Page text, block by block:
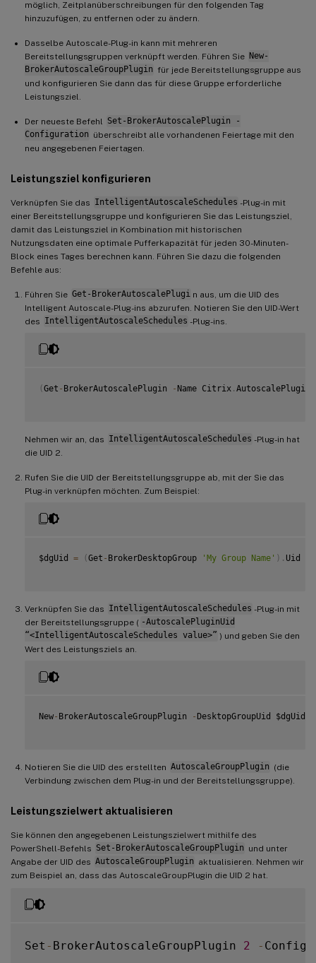
möglich, Zeitplanüberschreibungen für den folgenden Tag
hinzuzufügen, zu entfernen oder zu ändern.
Dasselbe Autoscale-Plug-in kann mit mehreren
Bereitstellungsgruppen verknüpft werden. Führen Sie New-
BrokerAutoscaleGroupPlugin für jede Bereitstellungsgruppe aus
und konfigurieren Sie dann das für diese Gruppe erforderliche
Leistungsziel.
Der neueste Befehl
Set-BrokerAutoscalePlugin -
Configuration überschreibt alle vorhandenen Feiertage mit den
neu angegebenen Feiertagen.
Leistungsziel konfigurieren
Verknüpfen Sie das IntelligentAutoscaleSchedules -Plug-in mit
einer Bereitstellungsgruppe und konfigurieren Sie das Leistungsziel,
damit das Leistungsziel in Kombination mit historischen
Nutzungsdaten eine optimale Pufferkapazität für jeden 30-Minuten-
Block eines Tages berechnen kann. Führen Sie dazu die folgenden
Befehle aus:
Führen Sie Get-BrokerAutoscalePlugi n aus, um die UID des
Intelligent Autoscale-Plug-ins abzurufen. Notieren Sie den UID-Wert
des IntelligentAutoscaleSchedules -Plug-ins.
(Get - BrokerAutoscalePlugin - Name Citrix . AutoscalePlugin
Nehmen wir an, das IntelligentAutoscaleSchedules -Plug-in hat
die UID 2.
Rufen Sie die UID der Bereitstellungsgruppe ab, mit der Sie das
Plug-in verknüpfen möchten. Zum Beispiel:
$dgUid = (Get - BrokerDesktopGroup 'My Group Name' ) . Uid
Verknüpfen Sie das IntelligentAutoscaleSchedules -Plug-in mit
der Bereitstellungsgruppe ( -AutoscalePluginUid
“<IntelligentAutoscaleSchedules value>” ) und geben Sie den
Wert des Leistungsziels an.
New- BrokerAutoscaleGroupPlugin -DesktopGroupUid $dgUid
Notieren Sie die UID des erstellten AutoscaleGroupPlugin (die
Verbindung zwischen dem Plug-in und der Bereitstellungsgruppe).
Leistungszielwert aktualisieren
Sie können den angegebenen Leistungszielwert mithilfe des
PowerShell-Befehls Set-BrokerAutoscaleGroupPlugin und unter
Angabe der UID des AutoscaleGroupPlugin aktualisieren. Nehmen wir
zum Beispiel an, dass das AutoscaleGroupPlugin die UID 2 hat.
Set - BrokerAutoscaleGroupPlugin 2 -